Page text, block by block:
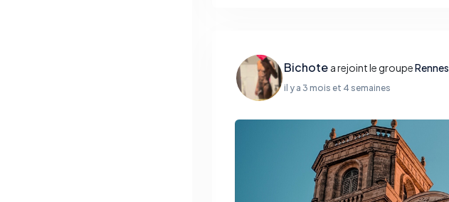
Bichote a rejoint le groupeRennes
il y a 3 mois et 4 semaines